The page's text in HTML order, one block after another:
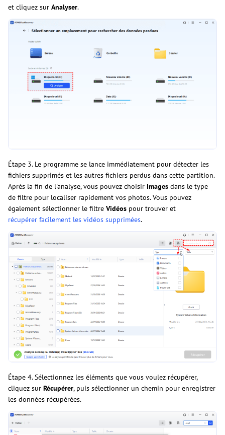
et cliquez sur Analyser.
Étape 3. Le programme se lance immédiatement pour détecter les
fichiers supprimés et les autres fichiers perdus dans cette partition.
Après la fin de l'analyse, vous pouvez choisir Images dans le type
de filtre pour localiser rapidement vos photos. Vous pouvez
également sélectionner le filtre Vidéos pour trouver et
récupérer facilement les vidéos supprimées.
Étape 4. Sélectionnez les éléments que vous voulez récupérer,
cliquez sur Récupérer, puis sélectionner un chemin pour enregistrer
les données récupérées.